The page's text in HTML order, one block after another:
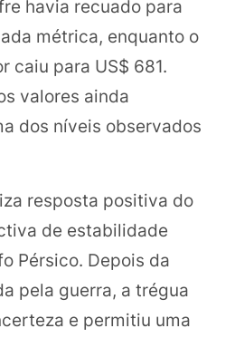
havia recuado para
métrica, enquanto o
caiu para US$ 681.
valores ainda
dos níveis observados
resposta positiva do
de estabilidade
Pérsico. Depois da
pela guerra, a trégua
e permitiu uma